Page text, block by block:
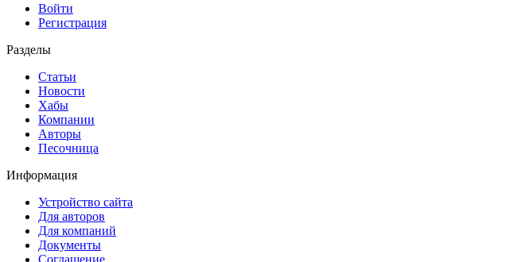
Войти
Регистрация
Разделы
Статьи
Новости
Хабы
Компании
Авторы
Песочница
Информация
Устройство сайта
Для авторов
Для компаний
Документы
Соглашение